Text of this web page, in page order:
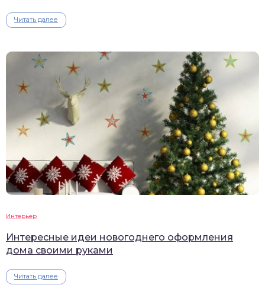
Читать далее
Интерьер
Интересные идеи новогоднего оформления
дома своими руками
Читать далее